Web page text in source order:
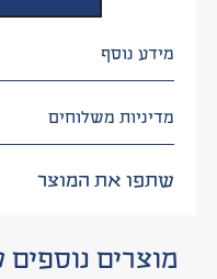
מידע נוסף
מדיניות משלוחים
שתפו את המוצר
מוצרים נוספים